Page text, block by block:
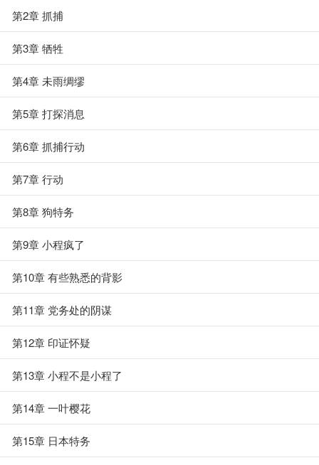
第2章 抓捕
第3章 牺牲
第4章 未雨绸缪
第5章 打探消息
第6章 抓捕行动
第7章 行动
第8章 狗特务
第9章 小程疯了
第10章 有些熟悉的背影
第11章 党务处的阴谋
第12章 印证怀疑
第13章 小程不是小程了
第14章 一叶樱花
第15章 日本特务